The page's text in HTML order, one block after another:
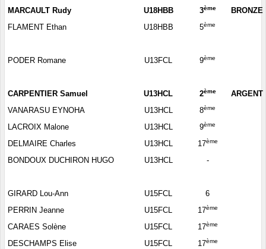
MARCAULT Rudy U18HBB 3ème
BRONZE
FLAMENT Ethan
U18HBB 5ème
PODER Romane U13FCL 9ème
CARPENTIER Samuel U13HCL 2ème
ARGENT
VANARASU EYNOHA
U13HCL 8ème
LACROIX Malone U13HCL 9ème
DELMAIRE Charles U13HCL 17ème
BONDOUX DUCHIRON HUGO U13HCL -
GIRARD Lou-Ann U15FCL
6
PERRIN Jeanne
U15FCL 17ème
CARAES Solène U15FCL 17ème
DESCHAMPS Elise U15FCL 17ème